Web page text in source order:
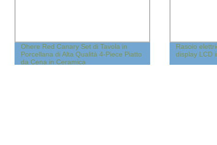
Ohere Red Canary Set di Tavola in
Porcellana di Alta Qualità 4-Piece Piatto
da Cena in Ceramica
Rasoio
display LCD